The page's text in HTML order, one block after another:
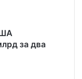
за два